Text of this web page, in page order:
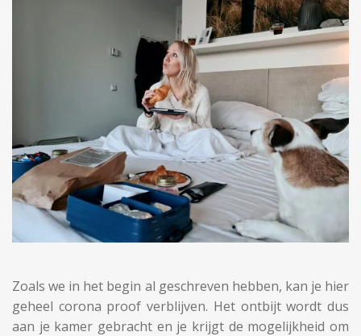
Zoals we in het begin al geschreven hebben, kan je hier
geheel corona proof verblijven. Het ontbijt wordt dus
aan je kamer gebracht en je krijgt de mogelijkheid om